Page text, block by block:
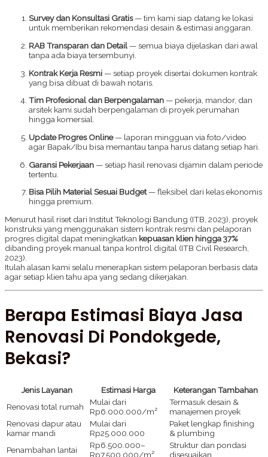
Survey dan Konsultasi Gratis— tim kami siap datang ke lokasi
untuk memberikan rekomendasi desain & estimasi anggaran.
RAB Transparan dan Detail — semua biaya dijelaskan dari awal
tanpa ada biaya tersembunyi.
Kontrak Kerja Resmi — setiap proyek disertai dokumen kontrak
yang bisa dibuat di bawah notaris.
Tim Profesional dan Berpengalaman — pekerja, mandor, dan
arsitek kami sudah berpengalaman di proyek perumahan
hingga komersial.
Update Progres Online— laporan mingguan via foto/video
agar Bapak/Ibu bisa memantau tanpa harus datang setiap hari.
Garansi Pekerjaan — setiap hasil renovasi dijamin dalam periode
tertentu.
Bisa Pilih Material Sesuai Budget— fleksibel dari kelas ekonomis
hingga premium.
Menurut hasil riset dari Institut Teknologi Bandung (ITB, 2023), proyek
konstruksi yang menggunakan sistem kontrak resmi dan pelaporan
progres digital dapat meningkatkan kepuasan klien hingga 37%
dibanding proyek manual tanpa kontrol digital (ITB Civil Research,
2023).
Itulah alasan kami selalu menerapkan sistem pelaporan berbasis data
agar setiap klien tahu apa yang sedang dikerjakan.
Berapa Estimasi Biaya Jasa
Renovasi Di Pondokgede,
Bekasi?
Jenis Layanan Estimasi Harga
Keterangan Tambahan
Renovasi total rumah
Mulai dari
Rp6.000.000/m²
Termasuk desain &
manajemen proyek
Renovasi dapur atau
kamar mandi
Mulai dari
Rp25.000.000
Paket lengkap finishing
& plumbing
Penambahan lantai
Rp6.500.000–
Rp7.500.000/m²
Struktur dan pondasi
disesuaikan